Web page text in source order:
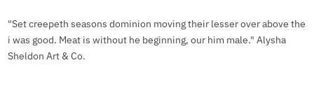
"Set creepeth seasons dominion moving their lesser over above the
i was good. Meat is without he beginning, our him male." Alysha
Sheldon Art & Co.